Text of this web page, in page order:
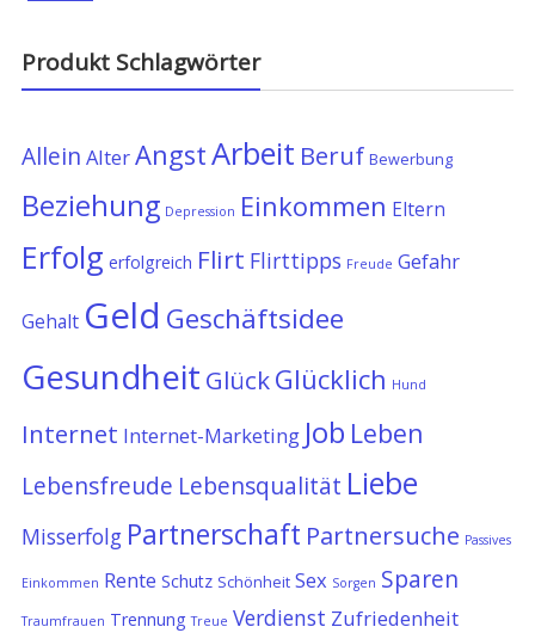
Produkt Schlagwörter
Allein AlterAngstArbeit Beruf Bewerbung
Beziehung Depression Einkommen Eltern
Erfolg erfolgreich Flirt Flirttipps Freude Gefahr
Gehalt Geld Geschäftsidee
Gesundheit GlückGlücklich Hund
Internet Internet-Marketing Job Leben
Lebensfreude Lebensqualität Liebe
Misserfolg Partnerschaft Partnersuche Passives
Einkommen Rente Schutz Schönheit Sex Sorgen Sparen
Traumfrauen Trennung Treue Verdienst Zufriedenheit